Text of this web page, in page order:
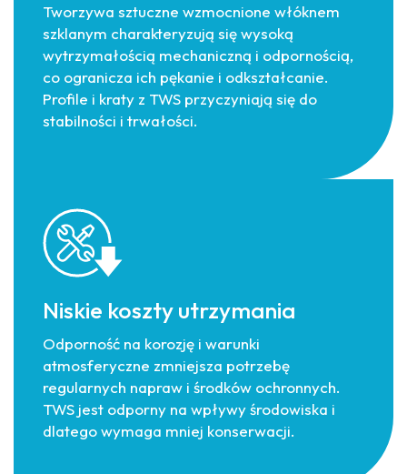
Tworzywa sztuczne wzmocnione włóknem
szklanym charakteryzują się wysoką
wytrzymałością mechaniczną i odpornością,
co ogranicza ich pękanie i odkształcanie.
Profile i kraty z TWS przyczyniają się do
stabilności i trwałości.
Niskie koszty utrzymania
Odporność na korozję i warunki
atmosferyczne zmniejsza potrzebę
regularnych napraw i środków ochronnych.
TWS jest odporny na wpływy środowiska i
dlatego wymaga mniej konserwacji.